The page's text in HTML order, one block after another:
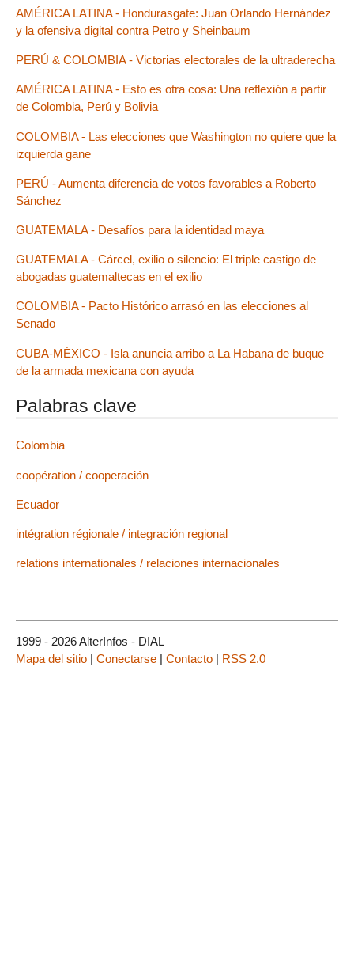
AMÉRICA LATINA - Hondurasgate: Juan Orlando Hernández
y la ofensiva digital contra Petro y Sheinbaum
PERÚ & COLOMBIA - Victorias electorales de la ultraderecha
AMÉRICA LATINA - Esto es otra cosa: Una reflexión a partir
de Colombia, Perú y Bolivia
COLOMBIA - Las elecciones que Washington no quiere que la
izquierda gane
PERÚ - Aumenta diferencia de votos favorables a Roberto
Sánchez
GUATEMALA - Desafíos para la identidad maya
GUATEMALA - Cárcel, exilio o silencio: El triple castigo de
abogadas guatemaltecas en el exilio
COLOMBIA - Pacto Histórico arrasó en las elecciones al
Senado
CUBA-MÉXICO - Isla anuncia arribo a La Habana de buque
de la armada mexicana con ayuda
Palabras clave
Colombia
coopération / cooperación
Ecuador
intégration régionale / integración regional
relations internationales / relaciones internacionales
1999 - 2026 AlterInfos - DIAL
Mapa del sitio | Conectarse | Contacto | RSS 2.0